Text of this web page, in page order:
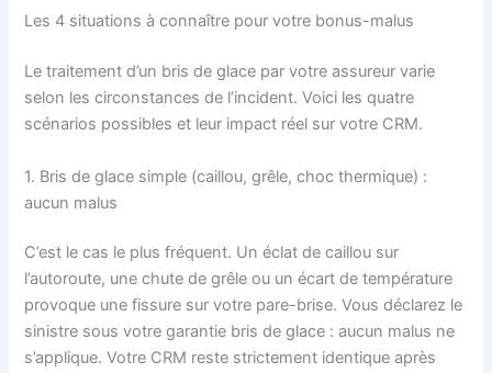
Les 4 situations à connaître pour votre bonus-malus
Le traitement d’un bris de glace par votre assureur varie
selon les circonstances de l’incident. Voici les quatre
scénarios possibles et leur impact réel sur votre CRM.
1. Bris de glace simple (caillou, grêle, choc thermique) :
aucun malus
C’est le cas le plus fréquent. Un éclat de caillou sur
l’autoroute, une chute de grêle ou un écart de température
provoque une fissure sur votre pare-brise. Vous déclarez le
sinistre sous votre garantie bris de glace : aucun malus ne
s’applique. Votre CRM reste strictement identique après